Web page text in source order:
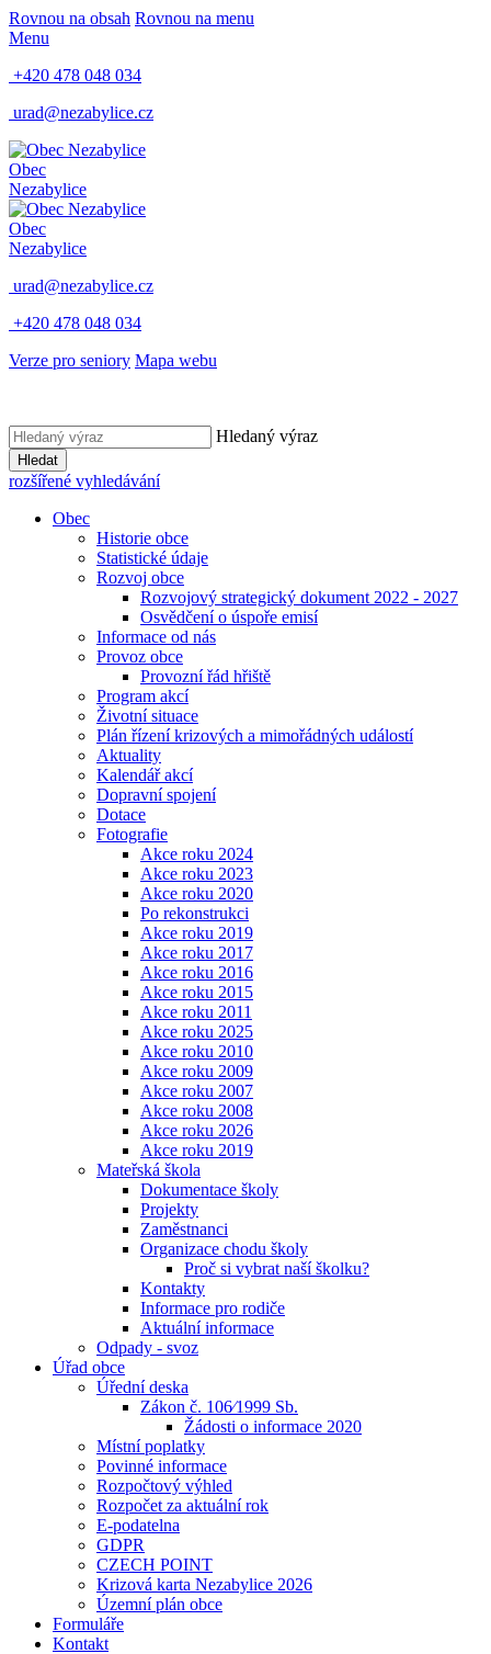
Rovnou na obsah Rovnou na menu
Menu
+420 478 048 034
urad@nezabylice.cz
Obec
Nezabylice
Obec
Nezabylice
urad@nezabylice.cz
+420 478 048 034
Verze pro seniory Mapa webu
Hledaný výraz
Hledat
rozšířené vyhledávání
Obec
Historie obce
Statistické údaje
Rozvoj obce
Rozvojový strategický dokument 2022 - 2027
Osvědčení o úspoře emisí
Informace od nás
Provoz obce
Provozní řád hřiště
Program akcí
Životní situace
Plán řízení krizových a mimořádných událostí
Aktuality
Kalendář akcí
Dopravní spojení
Dotace
Fotografie
Akce roku 2024
Akce roku 2023
Akce roku 2020
Po rekonstrukci
Akce roku 2019
Akce roku 2017
Akce roku 2016
Akce roku 2015
Akce roku 2011
Akce roku 2025
Akce roku 2010
Akce roku 2009
Akce roku 2007
Akce roku 2008
Akce roku 2026
Akce roku 2019
Mateřská škola
Dokumentace školy
Projekty
Zaměstnanci
Organizace chodu školy
Proč si vybrat naší školku?
Kontakty
Informace pro rodiče
Aktuální informace
Odpady - svoz
Úřad obce
Úřední deska
Zákon č. 106⁄1999 Sb.
Žádosti o informace 2020
Místní poplatky
Povinné informace
Rozpočtový výhled
Rozpočet za aktuální rok
E-podatelna
GDPR
CZECH POINT
Krizová karta Nezabylice 2026
Územní plán obce
Formuláře
Kontakt